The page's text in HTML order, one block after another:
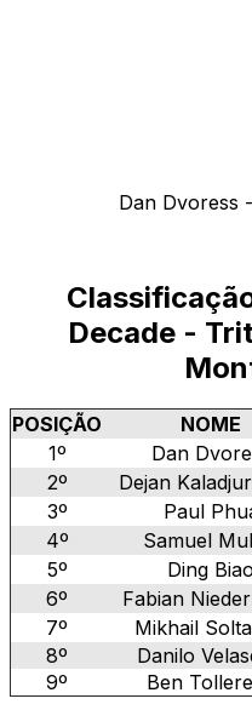
Dan Dvoress
Decade -
POSIÇÃO NOME
1º
Dan
2º
Dejan
3º
Paul
4º
Samuel
5º
Ding Biao
6º
Fabian
7º
Mikhail
8º
Danilo
9º
Ben